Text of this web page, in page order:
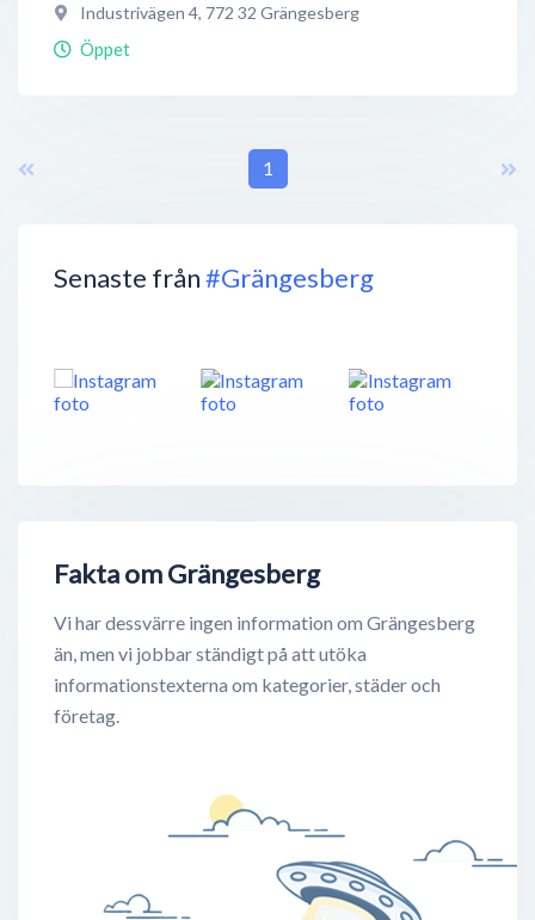
Senaste från#Grängesberg
Fakta om Grängesberg
Vi har dessvärre ingen information om Grängesberg
än, men vi jobbar ständigt på att utöka
informationstexterna om kategorier, städer och
företag.
Industrivägen 4, 772 32 Grängesberg
Öppet
1